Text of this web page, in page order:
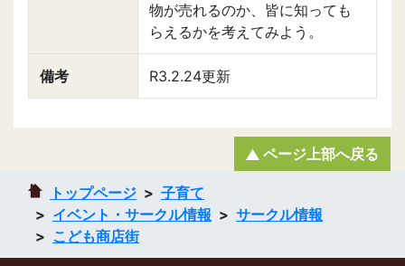
物が売れるのか、皆に知っても
らえるかを考えてみよう。
備考 R3.2.24更新
トップページ
子育て
イベント・サークル情報
サークル情報
こども商店街
ページ上部へ戻る